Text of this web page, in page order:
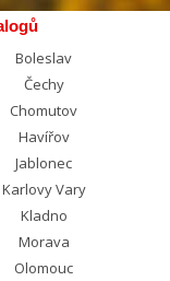
Boleslav
Čechy
Chomutov
Havířov
Jablonec
Karlovy Vary
Kladno
Morava
Olomouc